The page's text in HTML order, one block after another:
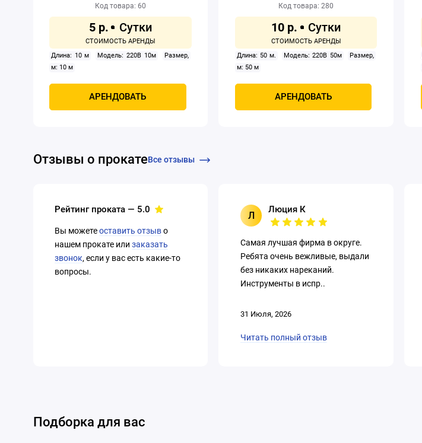
Код товара: 60
5 р.
Длина: 10 м Модель: 220В 10м
Размер,
м: 10 м
АРЕНДОВАТЬ
Код товара: 280
10 р.
Длина: 50 м. Модель: 220В 50м
Размер,
м: 50 м
АРЕНДОВАТЬ
Отзывы о прокатеВсе отзывы
Рейтинг проката — 5.0
Вы можетеоставить отзыво
нашем прокате илизаказать
звонок, если у вас есть какие-то
вопросы.
Л
Люция К
Самая лучшая фирма в округе.
Ребята очень вежливые, выдали
без никаких нареканий.
Инструменты в испр..
31 Июля, 2026
Читать полный отзыв
Подборка для вас